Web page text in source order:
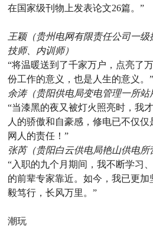
在国家级刊物上发表论文26篇。”
王颖（贵州电网有限责任公司一
技师、内训师）
“将温暖送到了千家万户，点亮了
份工作的意义，也是人生的意义。”
余涛（贵阳供电局变电管理一所站
“当漆黑的夜又被灯火照亮时，我
人的骄傲和自豪感，修电已不仅
网人的责任！”
张芮（贵阳白云供电局艳山供电所
“入职的九个月期间，我不断学习
的前辈专家靠近。如今，我已更
毅笃行，长风万里。”
潮玩